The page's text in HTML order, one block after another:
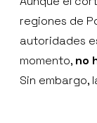
regiones de
autoridades
momento, no
Sin embargo,